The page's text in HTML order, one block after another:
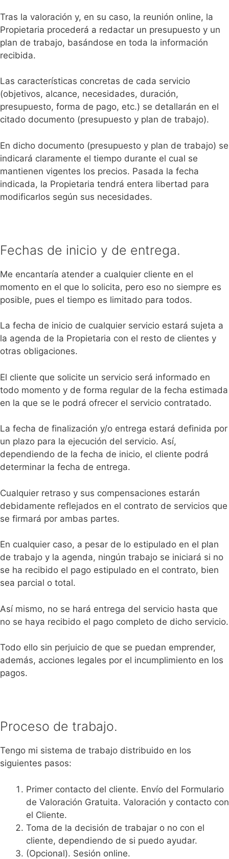
Tras la valoración y, en su caso, la reunión online, la
Propietaria procederá a redactar un presupuesto y un
plan de trabajo, basándose en toda la información
recibida.
Las características concretas de cada servicio
(objetivos, alcance, necesidades, duración,
presupuesto, forma de pago, etc.) se detallarán en el
citado documento (presupuesto y plan de trabajo).
En dicho documento (presupuesto y plan de trabajo) se
indicará claramente el tiempo durante el cual se
mantienen vigentes los precios. Pasada la fecha
indicada, la Propietaria tendrá entera libertad para
modificarlos según sus necesidades.
Fechas de inicio y de entrega.
Me encantaría atender a cualquier cliente en el
momento en el que lo solicita, pero eso no siempre es
posible, pues el tiempo es limitado para todos.
La fecha de inicio de cualquier servicio estará sujeta a
la agenda de la Propietaria con el resto de clientes y
otras obligaciones.
El cliente que solicite un servicio será informado en
todo momento y de forma regular de la fecha estimada
en la que se le podrá ofrecer el servicio contratado.
La fecha de finalización y/o entrega estará definida por
un plazo para la ejecución del servicio. Así,
dependiendo de la fecha de inicio, el cliente podrá
determinar la fecha de entrega.
Cualquier retraso y sus compensaciones estarán
debidamente reflejados en el contrato de servicios que
se firmará por ambas partes.
En cualquier caso, a pesar de lo estipulado en el plan
de trabajo y la agenda, ningún trabajo se iniciará si no
se ha recibido el pago estipulado en el contrato, bien
sea parcial o total.
Así mismo, no se hará entrega del servicio hasta que
no se haya recibido el pago completo de dicho servicio.
Todo ello sin perjuicio de que se puedan emprender,
además, acciones legales por el incumplimiento en los
pagos.
Proceso de trabajo.
Tengo mi sistema de trabajo distribuido en los
siguientes pasos:
Primer contacto del cliente. Envío del Formulario
de Valoración Gratuita. Valoración y contacto con
el Cliente.
Toma de la decisión de trabajar o no con el
cliente, dependiendo de si puedo ayudar.
(Opcional). Sesión online.